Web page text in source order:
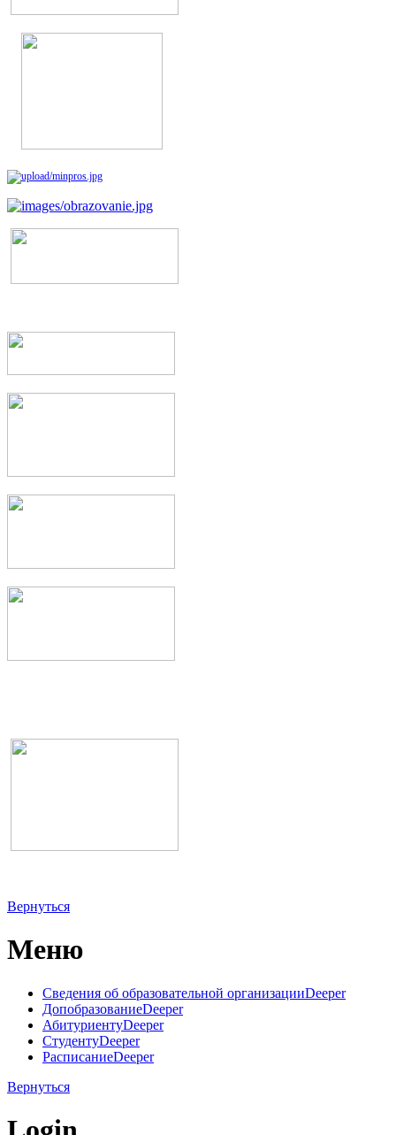
Вернуться
Меню
Сведения об образовательной организацииDeeper
ДопобразованиеDeeper
АбитуриентуDeeper
СтудентуDeeper
РасписаниеDeeper
Вернуться